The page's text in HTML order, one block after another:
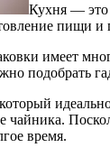
Кухня — это
пищи
имеет
подобрать
чайника.
время.